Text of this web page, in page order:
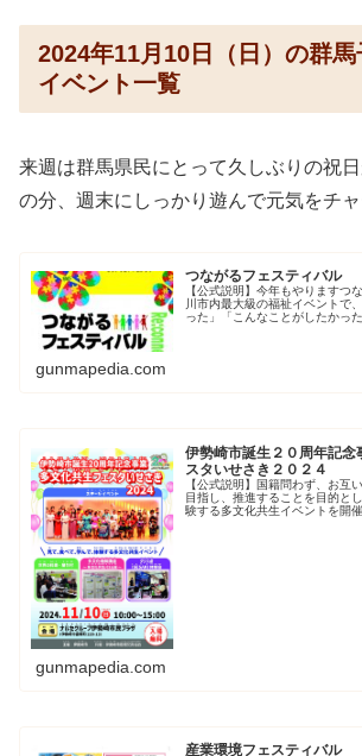
2024年11月10日（日）の群
イベント一覧
来週は群馬県民にとって久しぶりの祝
の分、週末にしっかり遊んで元気をチャ
つながるフェスティバル
【公式説明】今年もやります
川市内最大級の福祉イベントで
った」「こんなことがしたかっ
gunmapedia.com
伊勢崎市誕生２０周年記
スタいせさき２０２４
【公式説明】国籍問わず、お互
目指し、推進することを目的と
験する多文化共生イベントを
gunmapedia.com
産業環境フェスティバル